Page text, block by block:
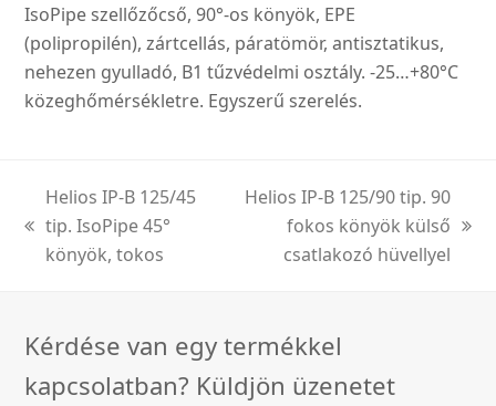
IsoPipe szellőzőcső, 90°-os könyök, EPE
(polipropilén), zártcellás, páratömör, antisztatikus,
nehezen gyulladó, B1 tűzvédelmi osztály. -25…+80°C
közeghőmérsékletre. Egyszerű szerelés.
previous
post:
Helios IP-B 125/45
tip. IsoPipe 45°
könyök, tokos
Helios IP-B 125/90 tip. 90
fokos könyök külső
csatlakozó hüvellyel
Kérdése van egy termékkel
kapcsolatban? Küldjön üzenetet